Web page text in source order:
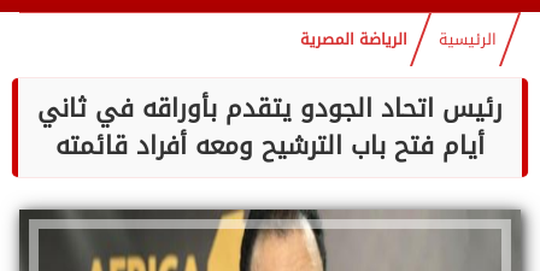
الرئيسية الرياضة المصرية
رئيس اتحاد الجودو يتقدم بأوراقه في ثاني
أيام فتح باب الترشيح ومعه أفراد قائمته